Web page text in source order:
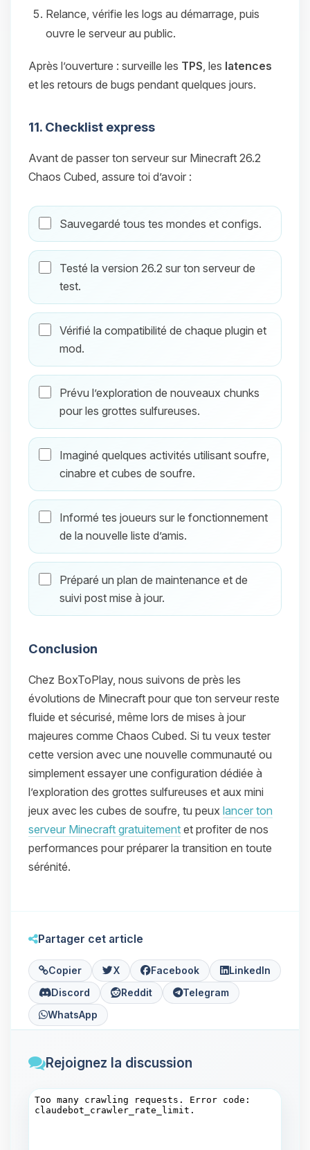
Relance, vérifie les logs au démarrage, puis
ouvre le serveur au public.
Après l’ouverture : surveille les TPS , les latences
et les retours de bugs pendant quelques jours.
11. Checklist express
Avant de passer ton serveur sur Minecraft 26.2
Chaos Cubed, assure toi d’avoir :
Sauvegardé tous tes mondes et configs.
Testé la version 26.2 sur ton serveur de
test.
Vérifié la compatibilité de chaque plugin et
mod.
Prévu l’exploration de nouveaux chunks
pour les grottes sulfureuses.
Imaginé quelques activités utilisant soufre,
cinabre et cubes de soufre.
Informé tes joueurs sur le fonctionnement
de la nouvelle liste d’amis.
Préparé un plan de maintenance et de
suivi post mise à jour.
Conclusion
Chez BoxToPlay, nous suivons de près les
évolutions de Minecraft pour que ton serveur reste
fluide et sécurisé, même lors de mises à jour
majeures comme Chaos Cubed. Si tu veux tester
cette version avec une nouvelle communauté ou
simplement essayer une configuration dédiée à
l’exploration des grottes sulfureuses et aux mini
jeux avec les cubes de soufre, tu peux lancer ton
serveur Minecraft gratuitement et profiter de nos
performances pour préparer la transition en toute
sérénité.
Partager cet article
Copier X Facebook
LinkedIn
Discord
Reddit
Telegram
WhatsApp
Rejoignez la discussion